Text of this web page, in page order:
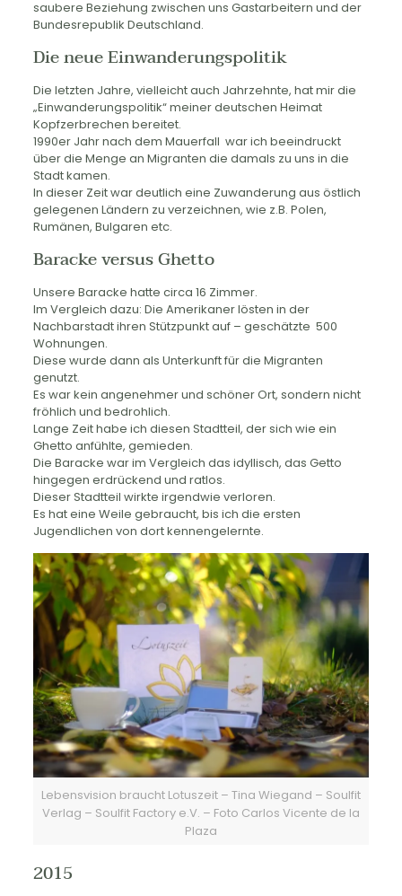
saubere Beziehung zwischen uns Gastarbeitern und der
Bundesrepublik Deutschland.
Die neue Einwanderungspolitik
Die letzten Jahre, vielleicht auch Jahrzehnte, hat mir die
„Einwanderungspolitik“ meiner deutschen Heimat
Kopfzerbrechen bereitet.
1990er Jahr nach dem Mauerfall war ich beeindruckt
über die Menge an Migranten die damals zu uns in die
Stadt kamen.
In dieser Zeit war deutlich eine Zuwanderung aus östlich
gelegenen Ländern zu verzeichnen, wie z.B. Polen,
Rumänen, Bulgaren etc.
Baracke versus Ghetto
Unsere Baracke hatte circa 16 Zimmer.
Im Vergleich dazu: Die Amerikaner lösten in der
Nachbarstadt ihren Stützpunkt auf – geschätzte 500
Wohnungen.
Diese wurde dann als Unterkunft für die Migranten
genutzt.
Es war kein angenehmer und schöner Ort, sondern nicht
fröhlich und bedrohlich.
Lange Zeit habe ich diesen Stadtteil, der sich wie ein
Ghetto anfühlte, gemieden.
Die Baracke war im Vergleich das idyllisch, das Getto
hingegen erdrückend und ratlos.
Dieser Stadtteil wirkte irgendwie verloren.
Es hat eine Weile gebraucht, bis ich die ersten
Jugendlichen von dort kennengelernte.
Lebensvision braucht Lotuszeit – Tina Wiegand – Soulfit
Verlag – Soulfit Factory e.V. – Foto Carlos Vicente de la
Plaza
2015